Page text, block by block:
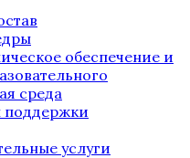
обеспечение и
среда
услуги